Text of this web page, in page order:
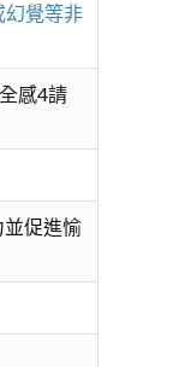
幻覺等非
感4請
促進愉